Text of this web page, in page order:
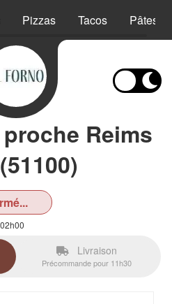
Pizzas Tacos Pâtes
Reims
Livraison
Précommande pour 11h30